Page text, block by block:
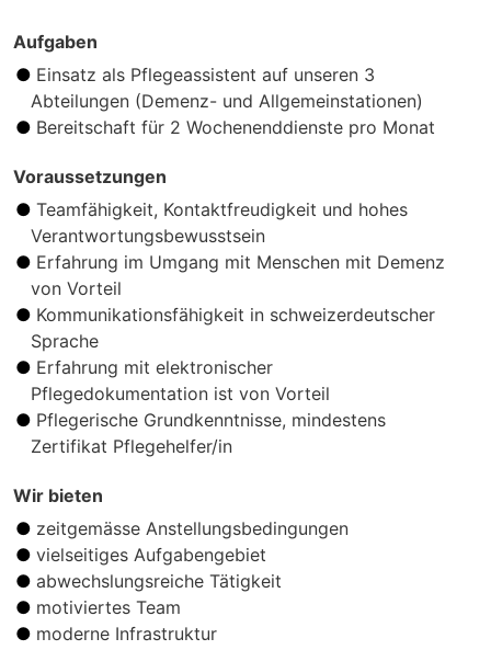
Aufgaben
Einsatz als Pflegeassistent auf unseren 3
Abteilungen (Demenz- und Allgemeinstationen)
Bereitschaft für 2 Wochenenddienste pro Monat
Voraussetzungen
Teamfähigkeit, Kontaktfreudigkeit und hohes
Verantwortungsbewusstsein
Erfahrung im Umgang mit Menschen mit Demenz
von Vorteil
Kommunikationsfähigkeit in schweizerdeutscher
Sprache
Erfahrung mit elektronischer
Pflegedokumentation ist von Vorteil
Pflegerische Grundkenntnisse, mindestens
Zertifikat Pflegehelfer/in
Wir bieten
zeitgemässe Anstellungsbedingungen
vielseitiges Aufgabengebiet
abwechslungsreiche Tätigkeit
moti­viertes Team
moderne Infrastruktur